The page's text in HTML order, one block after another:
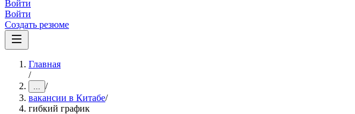
Войти
Войти
Создать резюме
Главная
/
... /
вакансии в Китабе/
гибкий график